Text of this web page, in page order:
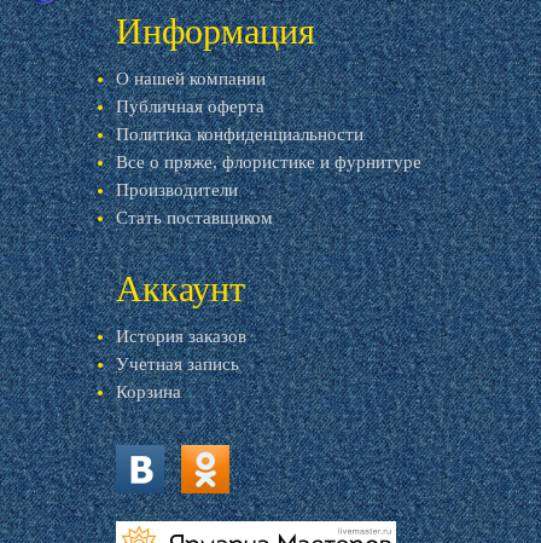
Информация
О нашей компании
Публичная оферта
Политика конфиденциальности
Все о пряже, флористике и фурнитуре
Производители
Стать поставщиком
Аккаунт
История заказов
Учетная запись
Корзина
vk.com ok.ru